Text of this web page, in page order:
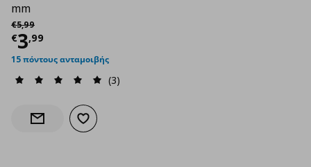
mm
€5,99
Αρχική τιμή
€3,99
Τρέχουσα τιμή
15 πόντους ανταμοιβής
(3)
Ενημέρωση διαθεσιμότητας
Προσθήκη στα αγαπημένα